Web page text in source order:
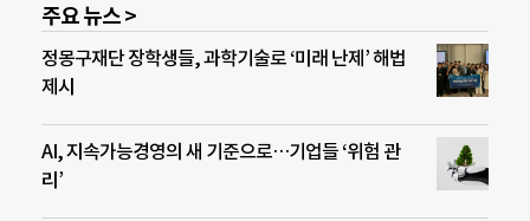
주요 뉴스 >
정몽구재단 장학생들, 과학기술로 ‘미래 난제’ 해법
제시
AI, 지속가능경영의 새 기준으로…기업들 ‘위험 관
리’